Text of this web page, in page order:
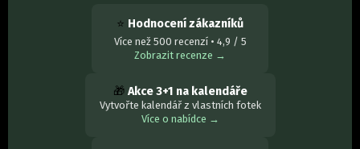
⭐ Hodnocení zákazníků
Více než 500 recenzí • 4,9 / 5
Zobrazit recenze →
🎁 Akce 3+1 na kalendáře
Vytvořte kalendář z vlastních fotek
Více o nabídce →